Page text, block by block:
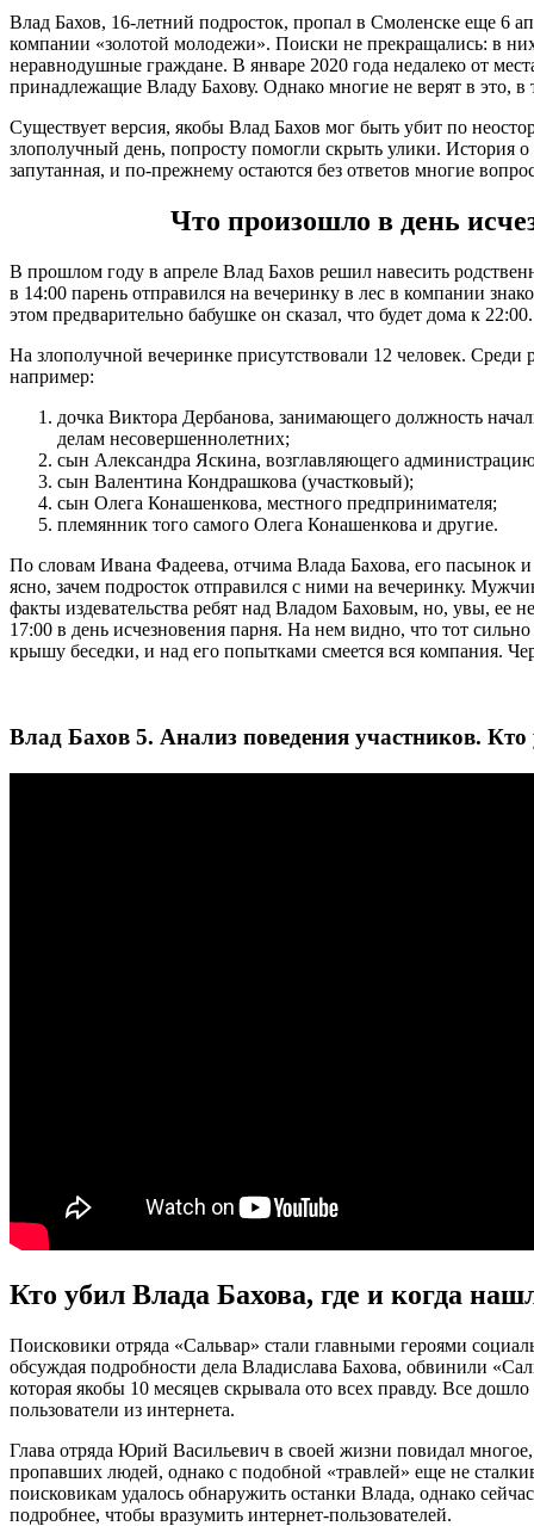
Влад Бахов, 16-летний подросток, пропал в Смоленске еще 6
компании «золотой молодежи». Поиски не прекращались: в
неравнодушные граждане. В январе 2020 года недалеко от
принадлежащие Владу Бахову. Однако многие не верят в это, в
Существует версия, якобы Влад Бахов мог быть убит по
злополучный день, попросту помогли скрыть улики. История
запутанная, и по-прежнему остаются без ответов многие
Что произошло в день
В прошлом году в апреле Влад Бахов решил навесить
в 14:00 парень отправился на вечеринку в лес в компании
этом предварительно бабушке он сказал, что будет дома к 22:00.
На злополучной вечеринке присутствовали 12 человек.
например:
дочка Виктора Дербанова, занимающего должность
делам несовершеннолетних;
сын Александра Яскина, возглавляющего
сын Валентина Кондрашкова (участковый);
сын Олега Конашенкова, местного предпринимателя;
племянник того самого Олега Конашенкова и другие.
По словам Ивана Фадеева, отчима Влада Бахова, его пасынок
ясно, зачем подросток отправился с ними на вечеринку.
факты издевательства ребят над Владом Баховым, но, увы, ее
17:00 в день исчезновения парня. На нем видно, что тот
крышу беседки, и над его попытками смеется вся компания.
Влад Бахов 5. Анализ поведения участников.
Кто убил Влада Бахова, где и когда
Поисковики отряда «Сальвар» стали главными героями
обсуждая подробности дела Владислава Бахова, обвинили
которая якобы 10 месяцев скрывала ото всех правду. Все
пользователи из интернета.
Глава отряда Юрий Васильевич в своей жизни повидал
пропавших людей, однако с подобной «травлей» еще не
поисковикам удалось обнаружить останки Влада, однако
подробнее, чтобы вразумить интернет-пользователей.